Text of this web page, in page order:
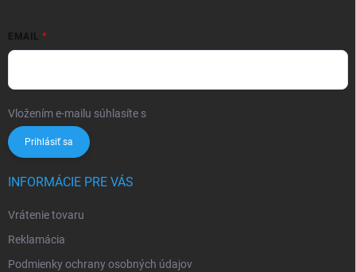
EMAIL
Vložením e-mailu súhlasíte s
Prihlásiť sa
INFORMÁCIE PRE VÁS
Vrátenie tovaru
Reklamácia
Podmienky ochrany osobných údajov